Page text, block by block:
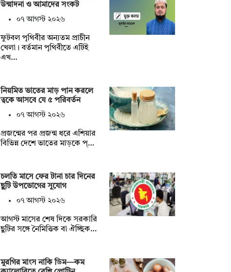
উন্মাদনা ও আমাদের সংকট
০৭ আগস্ট ২০২৬
ফুটবল পৃথিবীর অন্যতম প্রাচীন
খেলা। বর্তমান পৃথিবীতে এটিই
এখ…
নিয়মিত ভাতের মাড় পান করলে
ত্বকে আসবে যে ৫ পরিবর্তন
০৭ আগস্ট ২০২৬
প্রজন্মের পর প্রজন্ম ধরে এশিয়ার
বিভিন্ন দেশে ভাতের মাড়কে প্…
চলতি মাসে ফের টানা চার দিনের
ছুটি উপভোগের সুযোগ
০৭ আগস্ট ২০২৬
আগস্ট মাসের শেষ দিকে সরকারি
ছুটির সঙ্গে নৈমিত্তিক বা ঐচ্ছিক…
মুরগির মাংস নাকি ডিম—কম